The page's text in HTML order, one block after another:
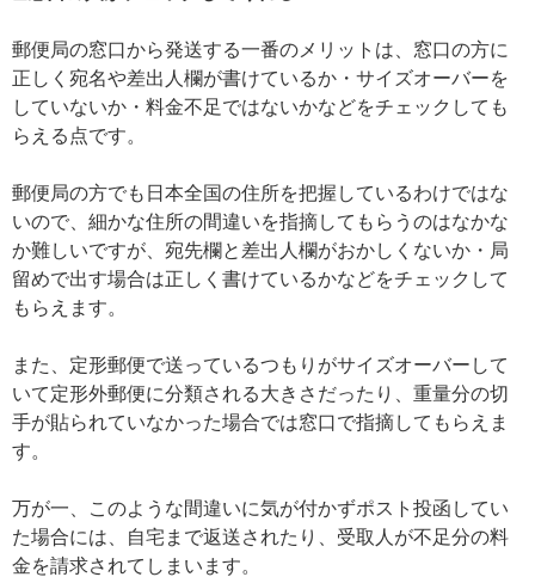
郵便局の窓口から発送する一番のメリットは、窓口の方に
正しく宛名や差出人欄が書けているか・サイズオーバーを
していないか・料金不足ではないかなどをチェックしても
らえる点です。
郵便局の方でも日本全国の住所を把握しているわけではな
いので、細かな住所の間違いを指摘してもらうのはなかな
か難しいですが、宛先欄と差出人欄がおかしくないか・局
留めで出す場合は正しく書けているかなどをチェックして
もらえます。
また、定形郵便で送っているつもりがサイズオーバーして
いて定形外郵便に分類される大きさだったり、重量分の切
手が貼られていなかった場合では窓口で指摘してもらえま
す。
万が一、このような間違いに気が付かずポスト投函してい
た場合には、自宅まで返送されたり、受取人が不足分の料
金を請求されてしまいます。